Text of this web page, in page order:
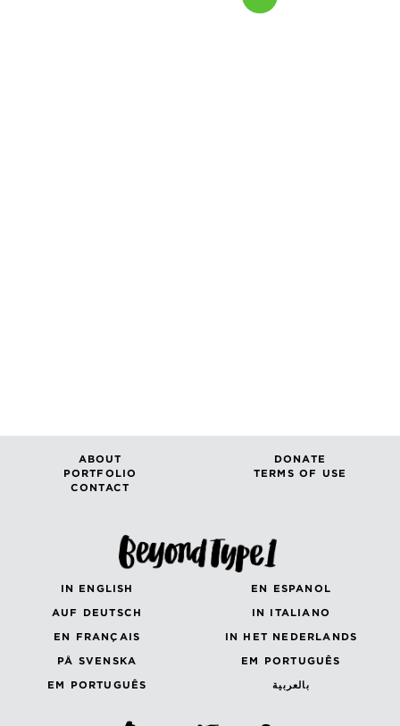
ABOUT
DONATE
PORTFOLIO
TERMS OF USE
CONTACT
IN ENGLISH
EN ESPANOL
AUF DEUTSCH
IN ITALIANO
EN FRANÇAIS
IN HET NEDERLANDS
PÅ SVENSKA
EM PORTUGUÊS
EM PORTUGUÊS
بالعربية